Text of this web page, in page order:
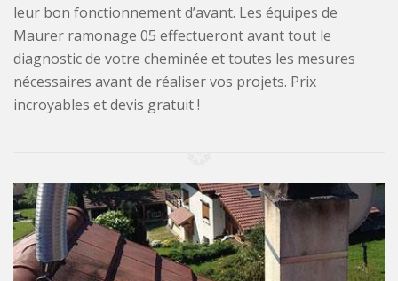
leur bon fonctionnement d’avant. Les équipes de
Maurer ramonage 05 effectueront avant tout le
diagnostic de votre cheminée et toutes les mesures
nécessaires avant de réaliser vos projets. Prix
incroyables et devis gratuit !